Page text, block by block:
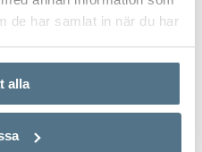
de har samlat in när du har
alla